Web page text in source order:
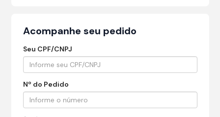
Acompanhe seu pedido
Seu CPF/CNPJ
Nº do Pedido